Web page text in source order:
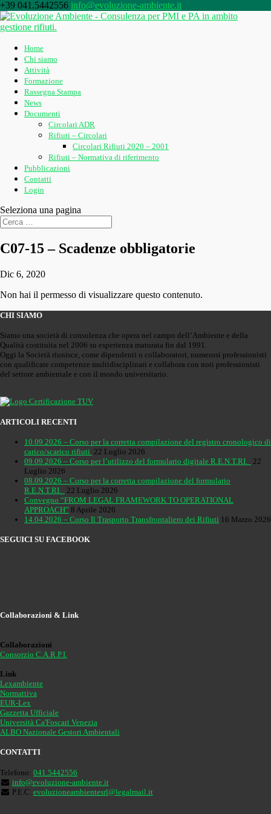
+39 041.5442556 info@evoluzione-ambiente.it
Home
Chi siamo
Attività
Formazione
Rassegna Stampa
News
Documenti
Circolari ADR
Rifiuti – Circolari
Circolari Rifiuti 2020 – 2001
Rifiuti – Normativa di riferimento
Pubblicazioni
Contatti
Login
Seleziona una pagina
C07-15 – Scadenze obbligatorie
Dic 6, 2020
Non hai il permesso di visualizzare questo contenuto.
CHI SIAMO
Siamo una società di consulenza che opera nel campo dell’Ambiente e della
Qualità costituita nel 2006 su esperienza maturata fin dal 1991.
Oggi la Società riunisce, come dipendenti o collaboratori, numerosi professionisti
con qualificate competenze multidisciplinari e collabora con noti professionisti
del settore ambientale e con il mondo universitario.
ARTICOLI RECENTI
10.09.2026 – Corso per la corretta compilazione del registro cronologico di
carico/scarico rifiuti 22 Luglio 2026
09.09.2026 – Corso per l’utilizzo del formulario digitale R.E.N.T.RI.
22
Luglio 2026
08.09.2026 – Corso per la corretta compilazione del formulario
R.E.N.T.RI.
22 Luglio 2026
Convegno “FROM LEGAL FRAMEWORK TO OPERATIONAL
APPROACH” 8 Aprile 2026
14.04.2026 – Corso Il Trasporto Transfrontaliero dei Rifiuti 16 Marzo 2026
SEGUICI SU FACEBOOK
Collaborazioni & Link
Collaborazioni
Consorzio C.A.R.P.I.
Link
Lexambiente
Normattiva
EUR-Lex
Gazzetta Ufficiale
Università Ca'Foscari Venezia
ALBO Nazionale Gestori Ambientali
CONTATTI
Telefono: 041.5442556
info@evoluzione-ambiente.it
P.E.C. evoluzioneambientesrl@legalmail.it